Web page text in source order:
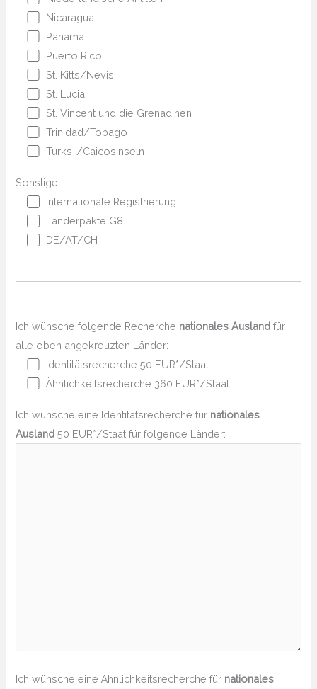
Nicaragua
Panama
Puerto Rico
St. Kitts/Nevis
St. Lucia
St. Vincent und die Grenadinen
Trinidad/Tobago
Turks-/Caicosinseln
Sonstige:
Internationale Registrierung
Länderpakte G8
DE/AT/CH
Ich wünsche folgende Recherche nationales Ausland für
alle oben angekreuzten Länder:
Identitätsrecherche 50 EUR*/Staat
Ähnlichkeitsrecherche 360 EUR*/Staat
Ich wünsche eine Identitätsrecherche für nationales
Ausland 50 EUR*/Staat für folgende Länder:
Ich wünsche eine Ähnlichkeitsrecherche für nationales